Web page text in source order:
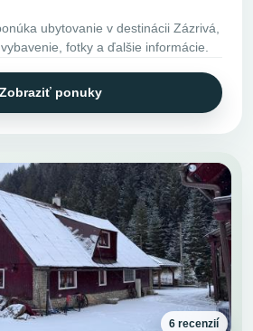
ubytovanie v destinácii Zázrivá,
fotky a ďalšie informácie.
Zobraziť ponuky
6 recenzií